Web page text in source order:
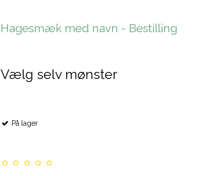
Hagesmæk med navn - Bestilling
Vælg selv mønster
På lager